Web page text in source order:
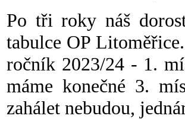
Po tři roky náš
tabulce OP
ročník 2023/24 - 1.
máme konečné 3.
zahálet nebudou,